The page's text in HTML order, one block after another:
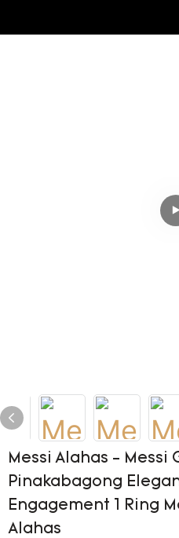
Messi Alahas - Messi
Pinakabagong
Engagement 1 Ring
Alahas